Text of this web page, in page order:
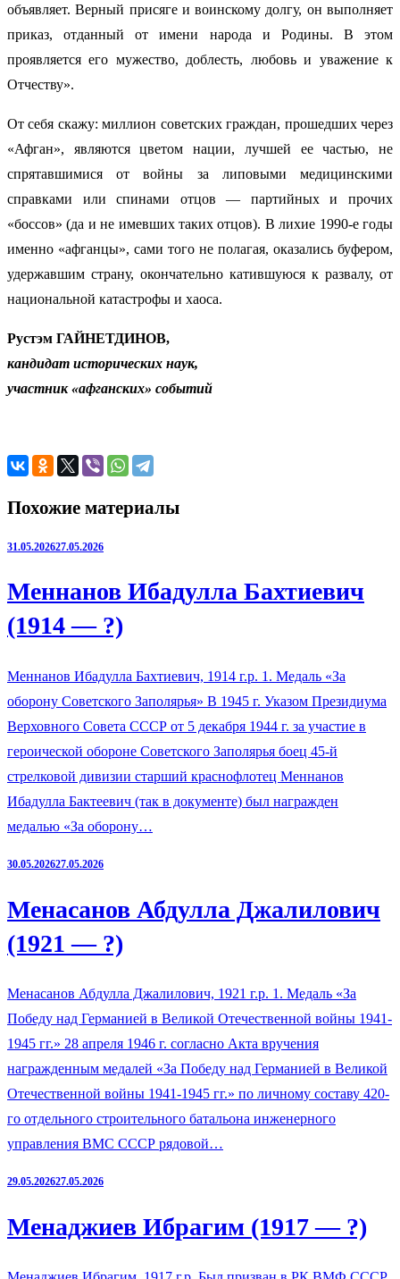
объявляет. Верный присяге и воинскому долгу, он выполняет
приказ, отданный от имени народа и Родины. В этом
проявляется его мужество, доблесть, любовь и уважение к
Отчеству».
От себя скажу: миллион советских граждан, прошедших через
«Афган», являются цветом нации, лучшей ее частью, не
спрятавшимися от войны за липовыми медицинскими
справками или спинами отцов — партийных и прочих
«боссов» (да и не имевших таких отцов). В лихие 1990-е годы
именно «афганцы», сами того не полагая, оказались буфером,
удержавшим страну, окончательно катившуюся к развалу, от
национальной катастрофы и хаоса.
Рустэм ГАЙНЕТДИНОВ,
кандидат исторических наук,
участник «афганских» событий
Похожие материалы
31.05.202627.05.2026
Меннанов Ибадулла Бахтиевич
(1914 — ?)
Меннанов Ибадулла Бахтиевич, 1914 г.р. 1. Медаль «За
оборону Советского Заполярья» В 1945 г. Указом Президиума
Верховного Совета СССР от 5 декабря 1944 г. за участие в
героической обороне Советского Заполярья боец 45-й
стрелковой дивизии старший краснофлотец Меннанов
Ибадулла Бактеевич (так в документе) был награжден
медалью «За оборону…
30.05.202627.05.2026
Менасанов Абдулла Джалилович
(1921 — ?)
Менасанов Абдулла Джалилович, 1921 г.р. 1. Медаль «За
Победу над Германией в Великой Отечественной войны 1941-
1945 гг.» 28 апреля 1946 г. согласно Акта вручения
награжденным медалей «За Победу над Германией в Великой
Отечественной войны 1941-1945 гг.» по личному составу 420-
го отдельного строительного батальона инженерного
управления ВМС СССР рядовой…
29.05.202627.05.2026
Менаджиев Ибрагим (1917 — ?)